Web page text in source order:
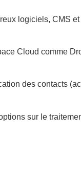
logiciels, CMS
Cloud comme
des contacts
sur le